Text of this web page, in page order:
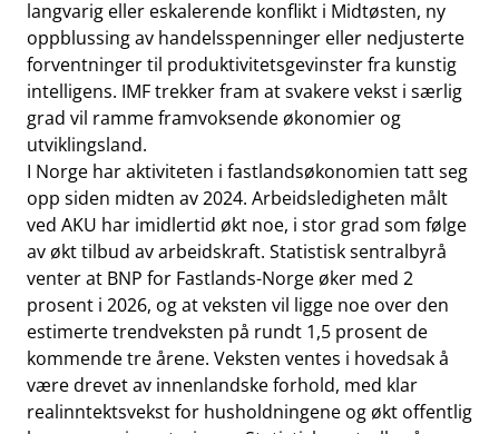
langvarig eller eskalerende konflikt i Midtøsten, ny
oppblussing av handelsspenninger eller nedjusterte
forventninger til produktivitetsgevinster fra kunstig
intelligens. IMF trekker fram at svakere vekst i særlig
grad vil ramme framvoksende økonomier og
utviklingsland.
I Norge har aktiviteten i fastlandsøkonomien tatt seg
opp siden midten av 2024. Arbeidsledigheten målt
ved AKU har imidlertid økt noe, i stor grad som følge
av økt tilbud av arbeidskraft. Statistisk sentralbyrå
venter at BNP for Fastlands-Norge øker med 2
prosent i 2026, og at veksten vil ligge noe over den
estimerte trendveksten på rundt 1,5 prosent de
kommende tre årene. Veksten ventes i hovedsak å
være drevet av innenlandske forhold, med klar
realinntektsvekst for husholdningene og økt offentlig